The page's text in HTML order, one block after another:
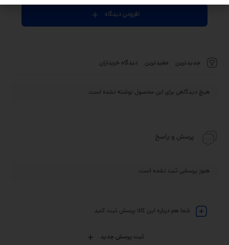
جدیدترین مفیدترین دیدگاه خریداران
هیچ دیدگاهی برای این محصول نوشته نشده است.
افزودن دیدگاه
پرسش و پاسخ
هنوز پرسشی ثبت نشده است.
شما هم درباره این کالا پرسش ثبت کنید
ثبت پرسش جدید